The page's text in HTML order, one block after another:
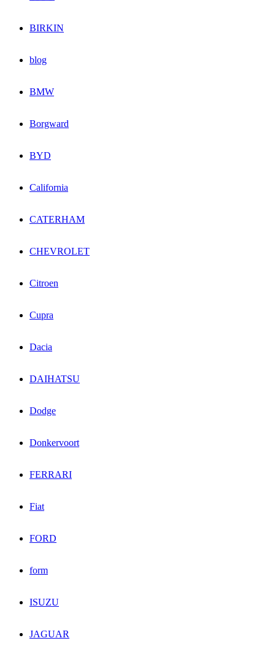
BIRKIN
blog
BMW
Borgward
BYD
California
CATERHAM
CHEVROLET
Citroen
Cupra
Dacia
DAIHATSU
Dodge
Donkervoort
FERRARI
Fiat
FORD
form
ISUZU
JAGUAR